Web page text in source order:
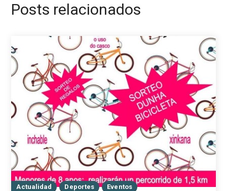
Posts relacionados
Actualidad Deportes Eventos